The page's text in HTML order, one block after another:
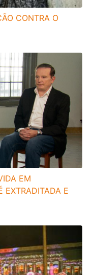
CONTRA O
EM
EXTRADITADA E